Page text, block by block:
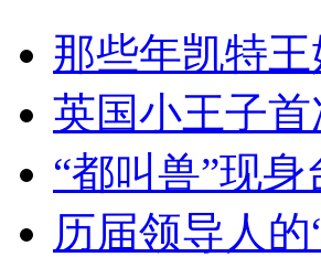
那些年凯特
英国小王子
“都叫兽”现
历届领导人